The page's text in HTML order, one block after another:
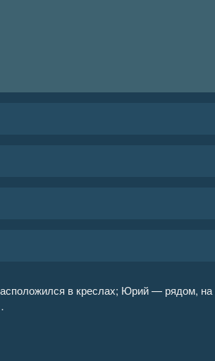
в креслах; Юрий — рядом,